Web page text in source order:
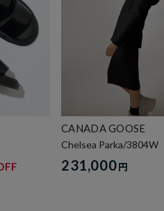
CANADA GOOSE
Chelsea Parka/3804W
231,000円